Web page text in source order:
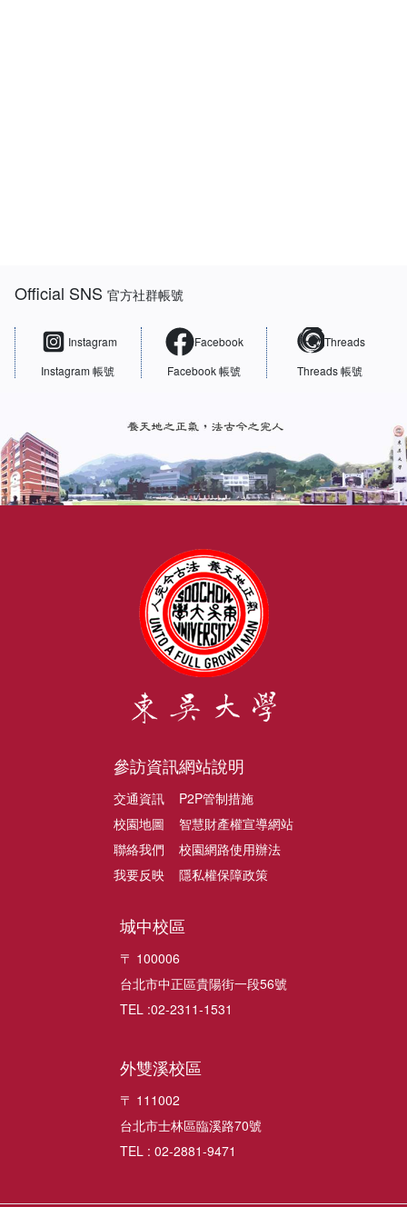
Official SNS官方社群帳號
Instagram
Instagram 帳號
Facebook
Facebook 帳號
Threads
Threads 帳號
參訪資訊
交通資訊
校園地圖
聯絡我們
我要反映
網站說明
P2P管制措施
智慧財產權宣導網站
校園網路使用辦法
隱私權保障政策
城中校區
〒 100006
台北市中正區貴陽街一段56號
TEL :02-2311-1531
外雙溪校區
〒 111002
台北市士林區臨溪路70號
TEL : 02-2881-9471